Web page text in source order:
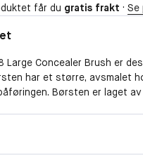
får du gratis frakt · Se
Large Concealer Brush er
har et større, avsmalet
Børsten er laget
til pudder. Hourglass Nº
for conealer. Børsten har